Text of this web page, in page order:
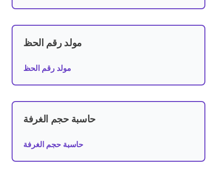
مولد رقم الحظ
مولد رقم الحظ
حاسبة حجم الغرفة
حاسبة حجم الغرفة